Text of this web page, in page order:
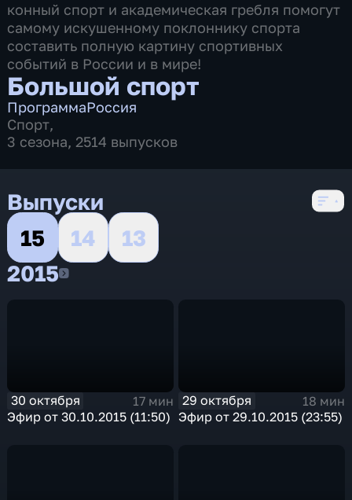
конный спорт и академическая гребля помогут
самому искушенному поклоннику спорта
составить полную картину спортивных
событий в России и в мире!
Большой спорт
ПрограммаРоссия
Спорт,
3 сезона, 2514 выпусков
Выпуски
15
14
13
20152015
30 октября
17 мин
Эфир от 30.10.2015 (11:50)
29 октября
18 мин
Эфир от 29.10.2015 (23:55)